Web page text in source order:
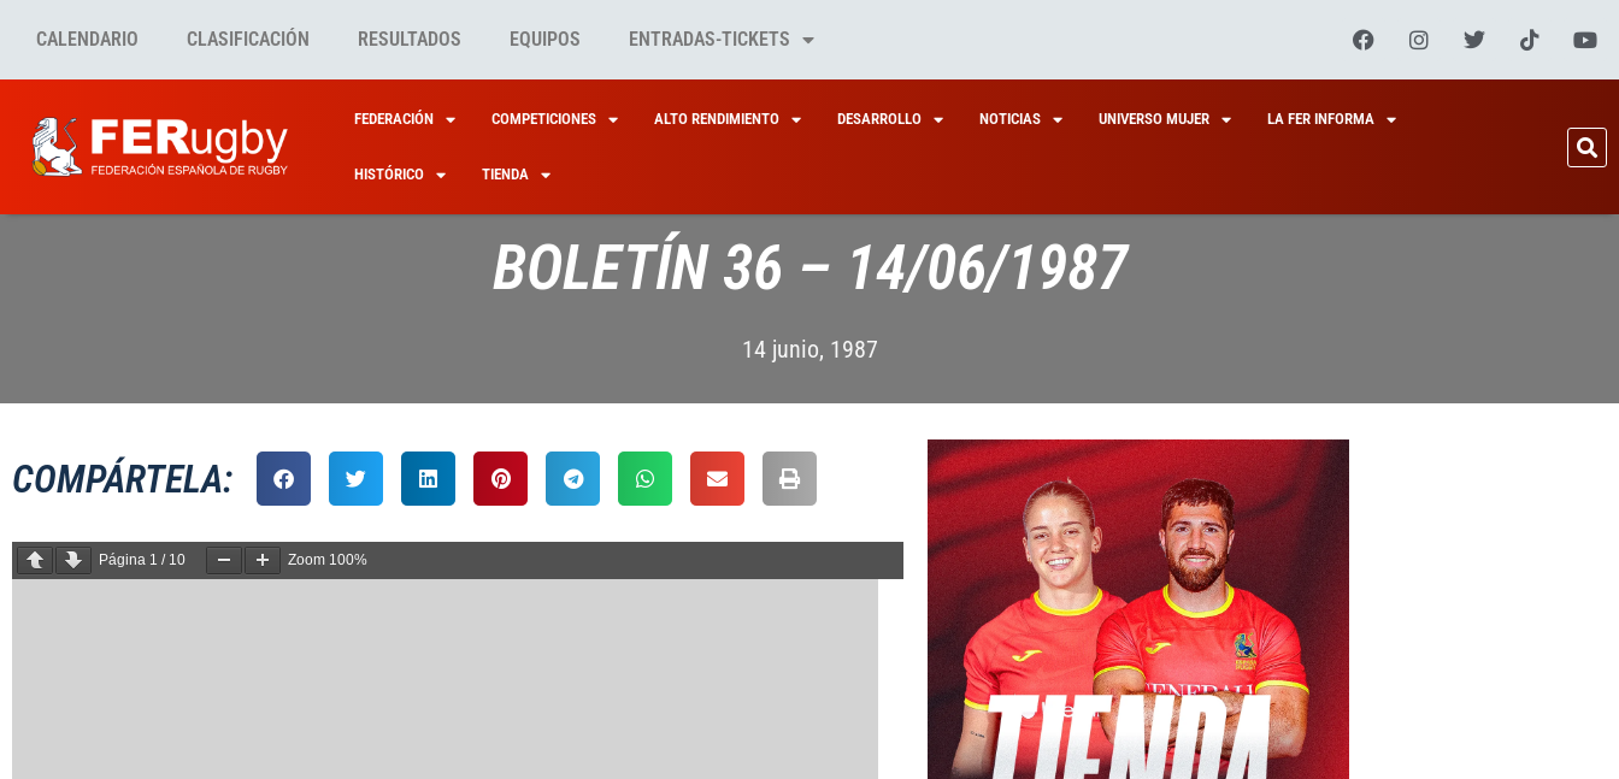
CALENDARIO CLASIFICACIÓN RESULTADOS EQUIPOS ENTRADAS-TICKETS
FEDERACIÓN COMPETICIONES ALTO RENDIMIENTO DESARROLLO NOTICIAS UNIVERSO MUJER LA FER INFORMA
HISTÓRICO TIENDA
BOLETÍN 36 – 14/06/1987
14 junio, 1987
COMPÁRTELA:
Página 1 / 10 Zoom 100%